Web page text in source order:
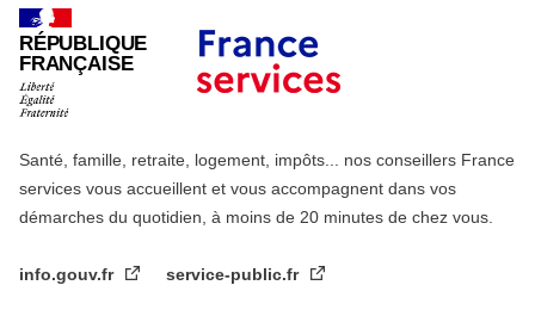
RÉPUBLIQUE
FRANÇAISE
Santé, famille, retraite, logement, impôts... nos conseillers France
services vous accueillent et vous accompagnent dans vos
démarches du quotidien, à moins de 20 minutes de chez vous.
info.gouv.fr service-public.fr